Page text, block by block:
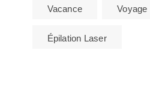
Vacance Voyage
Épilation Laser